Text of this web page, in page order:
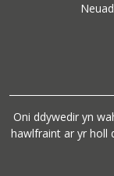
Ceredigion County
Oni ddywedir yn
hawlfraint ar yr holl